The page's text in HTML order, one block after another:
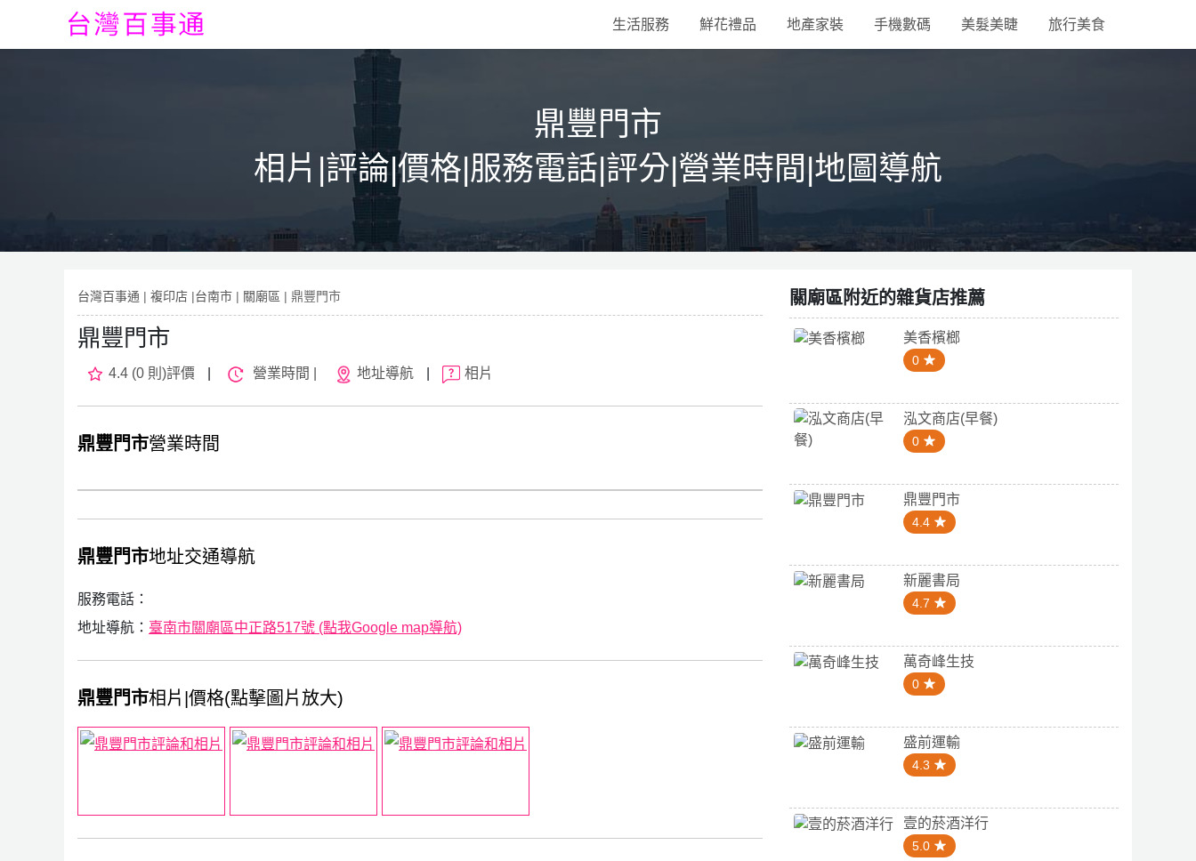
生活服務 鮮花禮品 地產家裝 手機數碼 美髮美睫 旅行美食
鼎豐門市
相片|評論|價格|服務電話|評分|營業時間|地圖導航
台灣百事通 | 複印店 |台南市 | 關廟區 | 鼎豐門市
鼎豐門市
4.4 (0 則)評價 營業時間 | 地址導航 相片
鼎豐門市營業時間
鼎豐門市地址交通導航
服務電話：
地址導航： 臺南市關廟區中正路517號 (點我Google map導航)
鼎豐門市相片|價格(點擊圖片放大)
關廟區附近的雜貨店推薦
美香檳榔
0
泓文商店(早餐)
0
鼎豐門市
4.4
新麗書局
4.7
萬奇峰生技
0
盛前運輸
4.3
壹的菸酒洋行
5.0